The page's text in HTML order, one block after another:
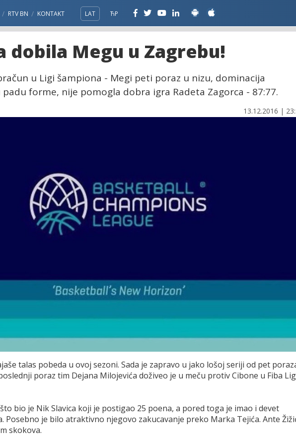
RTV BN KONTAKT LAT ЋР
dobila Megu u Zagrebu!
u Ligi šampiona - Megi peti poraz u nizu, dominacija
padu forme, nije pomogla dobra igra Radeta Zagorca - 87:77.
13.12.2016 |
talas pobeda u ovoj sezoni. Sada je zapravo u jako lošoj seriji od pet
poraz tim Dejana Milojevića doživeo je u meču protiv Cibone u Fiba
bio je Nik Slavica koji je postigao 25 poena, a pored toga je imao i devet
Posebno je bilo atraktivno njegovo zakucavanje preko Marka Tejića. Ante
skokova.